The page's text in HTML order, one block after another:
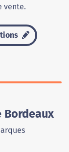
vente.
Bordeaux